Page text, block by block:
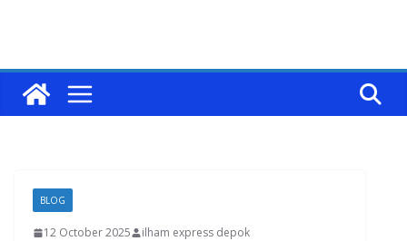
BLOG
12 October 2025 ilham express depok